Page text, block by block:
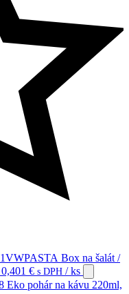
Box na šalát /
0,401 € s DPH / ks
Eko pohár na kávu 220ml,